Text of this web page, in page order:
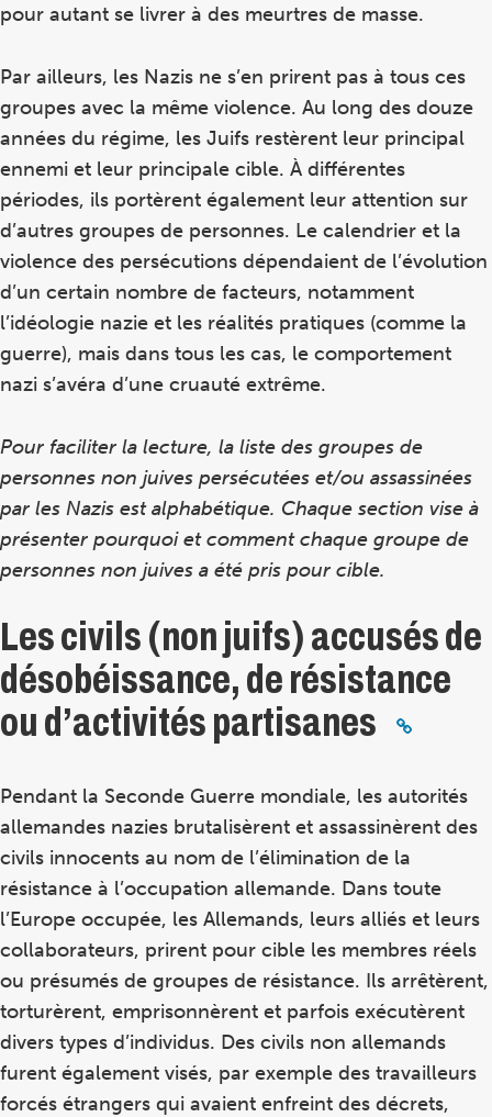
pour autant se livrer à des meurtres de masse.
Par ailleurs, les Nazis ne s’en prirent pas à tous ces
groupes avec la même violence. Au long des douze
années du régime, les Juifs restèrent leur principal
ennemi et leur principale cible. À différentes
périodes, ils portèrent également leur attention sur
d’autres groupes de personnes. Le calendrier et la
violence des persécutions dépendaient de l’évolution
d’un certain nombre de facteurs, notamment
l’idéologie nazie et les réalités pratiques (comme la
guerre), mais dans tous les cas, le comportement
nazi s’avéra d’une cruauté extrême.
Pour faciliter la lecture, la liste des groupes de
personnes non juives persécutées et/ou assassinées
par les Nazis est alphabétique. Chaque section vise à
présenter pourquoi et comment chaque groupe de
personnes non juives a été pris pour cible.
Les civils (non juifs) accusés de
désobéissance, de résistance
ou d’activités partisanes
Pendant la Seconde Guerre mondiale, les autorités
allemandes nazies brutalisèrent et assassinèrent des
civils innocents au nom de l’élimination de la
résistance à l’occupation allemande. Dans toute
l’Europe occupée, les Allemands, leurs alliés et leurs
collaborateurs, prirent pour cible les membres réels
ou présumés de groupes de résistance. Ils arrêtèrent,
torturèrent, emprisonnèrent et parfois exécutèrent
divers types d’individus. Des civils non allemands
furent également visés, par exemple des travailleurs
forcés étrangers qui avaient enfreint des décrets,